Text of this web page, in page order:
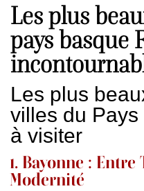
Les plus
pays basque
Les plus
villes du
à visiter
1. Bayonne :
Modernité